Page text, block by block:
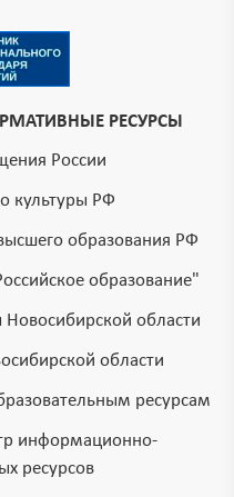
РЕСУРСЫ
России
культуры РФ
образования РФ
образование"
Новосибирской области
области
ресурсам
информационно-
ресурсов